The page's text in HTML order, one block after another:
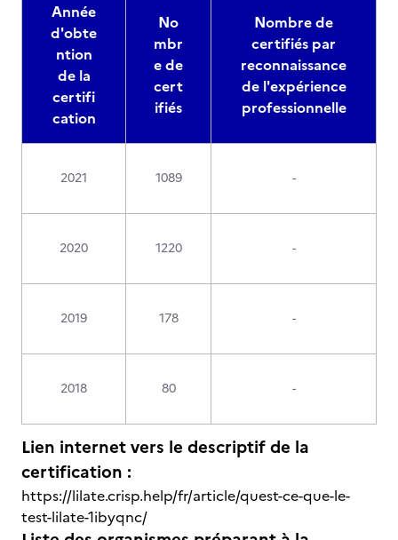
Année
d'obte
ntion
de la
certifi
cation
No
mbr
e de
cert
ifiés
Nombre de
certifiés par
reconnaissance
de l'expérience
professionnelle
2021 1089 -
2020 1220 -
2019 178 -
2018 80 -
Lien internet vers le descriptif de la
certification :
https://lilate.crisp.help/fr/article/quest-ce-que-le-
test-lilate-1ibyqnc/